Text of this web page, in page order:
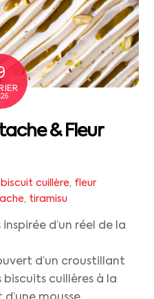
& Fleur
biscuit cuillère, fleur
, tiramisu
d’un réel de la
d’un croustillant
cuillères à la